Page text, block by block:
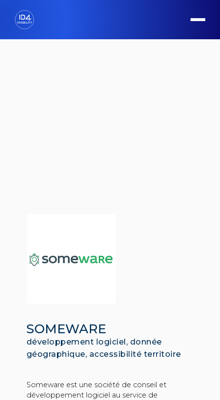
SOMEWARE
développement logiciel, donnée
géographique, accessibilité territoire
Someware est une société de conseil et
développement logiciel au service de